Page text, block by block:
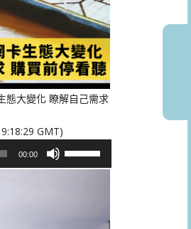
高
或
降
低
音
量。
態大變化 瞭解自己需求
GMT)
00:00